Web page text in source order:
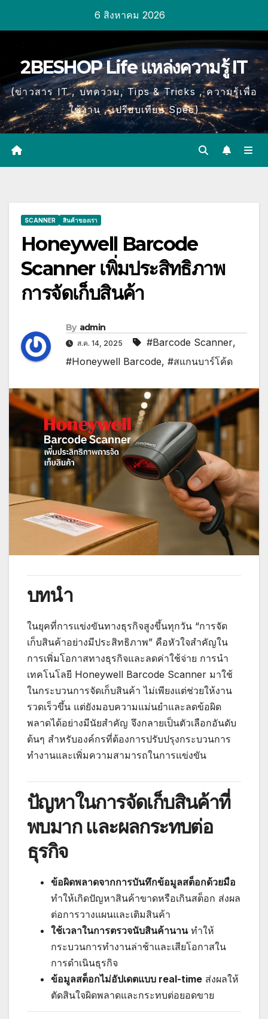
content
6 สิงหาคม 2026
2BESHOP Life แหล่งความรู้ IT
(ข่าวสาร IT , บทความ, Tips & Tricks , ความรู้เพื่อ
ใช้งาน , เปรียบเทียบ Spec)
SCANNER สินค้าของเรา
Honeywell Barcode
Scanner เพิ่มประสิทธิภาพ
การจัดเก็บสินค้า
By admin
ส.ค. 14, 2025 #Barcode Scanner,
#Honeywell Barcode, #สแกนบาร์โค้ด
บทนำ
ในยุคที่การแข่งขันทางธุรกิจสูงขึ้นทุกวัน “การจัด
เก็บสินค้าอย่างมีประสิทธิภาพ” คือหัวใจสำคัญใน
การเพิ่มโอกาสทางธุรกิจและลดค่าใช้จ่าย การนำ
เทคโนโลยี Honeywell Barcode Scanner มาใช้
ในกระบวนการจัดเก็บสินค้า ไม่เพียงแต่ช่วยให้งาน
รวดเร็วขึ้น แต่ยังมอบความแม่นยำและลดข้อผิด
พลาดได้อย่างมีนัยสำคัญ จึงกลายเป็นตัวเลือกอันดับ
ต้นๆ สำหรับองค์กรที่ต้องการปรับปรุงกระบวนการ
ทำงานและเพิ่มความสามารถในการแข่งขัน
ปัญหาในการจัดเก็บสินค้าที่
พบมาก และผลกระทบต่อ
ธุรกิจ
ข้อผิดพลาดจากการบันทึกข้อมูลสต็อกด้วยมือ
ทำให้เกิดปัญหาสินค้าขาดหรือเกินสต็อก ส่งผล
ต่อการวางแผนและเติมสินค้า
ใช้เวลาในการตรวจนับสินค้านานทำให้
กระบวนการทำงานล่าช้าและเสียโอกาสใน
การดำเนินธุรกิจ
ข้อมูลสต็อกไม่อัปเดตแบบ real-time ส่งผลให้
ตัดสินใจผิดพลาดและกระทบต่อยอดขาย